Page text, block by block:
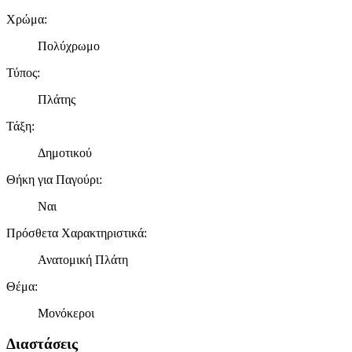
τοποθεσίας μας στους συνεργάτες μέσων κοινωνικής
δικτύωσης, διαφημίσεων και ανάλυσης.
Χρώμα:
Πολύχρωμο
Τύπος:
Πλάτης
Τάξη:
Δημοτικού
Θήκη για Παγούρι:
Ναι
Πρόσθετα Χαρακτηριστικά:
Ανατομική Πλάτη
Θέμα:
Μονόκεροι
Διαστάσεις